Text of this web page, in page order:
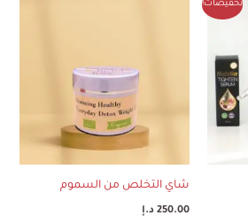
تخفيضات!
شاي التخلص من السموم
250.00 د.إ